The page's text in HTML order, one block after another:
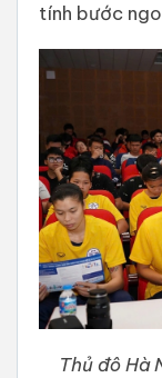
tính bước
Thủ đô Hà